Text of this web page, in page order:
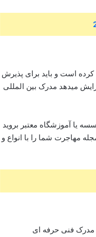
است و باید برای پذیرش
میدهد مدرک بین المللی
یا آموزشگاه معتبر بروید
مهاجرت شما را با انواع و
مدرک فنی حرفه ای